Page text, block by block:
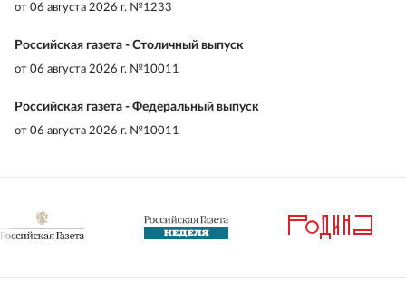
от 06 августа 2026 г. №1233
Российская газета - Столичный выпуск
от 06 августа 2026 г. №10011
Российская газета - Федеральный выпуск
от 06 августа 2026 г. №10011